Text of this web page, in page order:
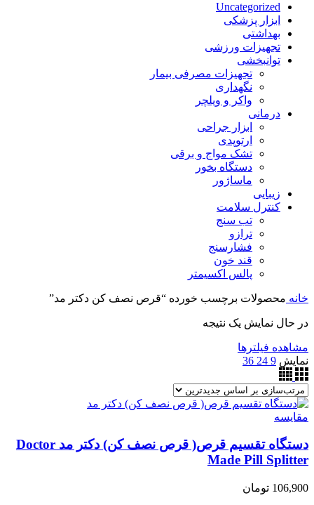
Uncategorized
ابزار پزشکی
بهداشتی
تجهیزات ورزشی
توانبخشی
تجهیزات مصرفی بیمار
نگهداری
واکر و ویلچر
درمانی
ابزار جراحی
ارتوپدی
تشک مواج و برقی
دستگاه بخور
ماساژور
زیبایی
کنترل سلامت
تب سنج
ترازو
فشارسنج
قند خون
پالس اکسیمتر
خانه محصولات برچسب خورده “قرص نصف کن دکتر مد”
در حال نمایش یک نتیجه
مشاهده فیلترها
نمایش 9
24
36
مقایسه
دستگاه تقسیم قرص( قرص نصف کن) دکتر مد Doctor
Made Pill Splitter
106,900 تومان